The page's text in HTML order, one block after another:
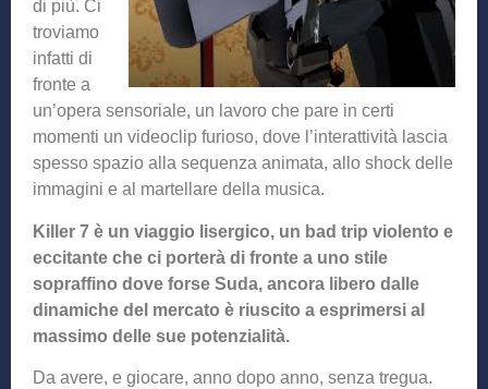
di più. Ci
troviamo
infatti di
fronte a
un’opera sensoriale, un lavoro che pare in certi
momenti un videoclip furioso, dove l’interattività lascia
spesso spazio alla sequenza animata, allo shock delle
immagini e al martellare della musica.
Killer 7 è un viaggio lisergico, un bad trip violento e
eccitante che ci porterà di fronte a uno stile
sopraffino dove forse Suda, ancora libero dalle
dinamiche del mercato è riuscito a esprimersi al
massimo delle sue potenzialità.
Da avere, e giocare, anno dopo anno, senza tregua.